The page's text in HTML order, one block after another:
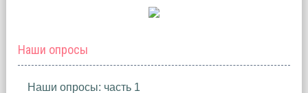
Наши опросы
Наши опросы: часть 1